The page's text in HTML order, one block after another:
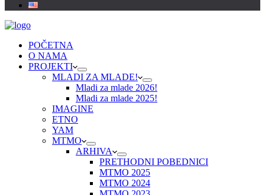
POČETNA
O NAMA
PROJEKTI
MLADI ZA MLADE!
Mladi za mlade 2026!
Mladi za mlade 2025!
IMAGINE
ETNO
YAM
MTMO
ARHIVA
PRETHODNI POBEDNICI
MTMO 2025
MTMO 2024